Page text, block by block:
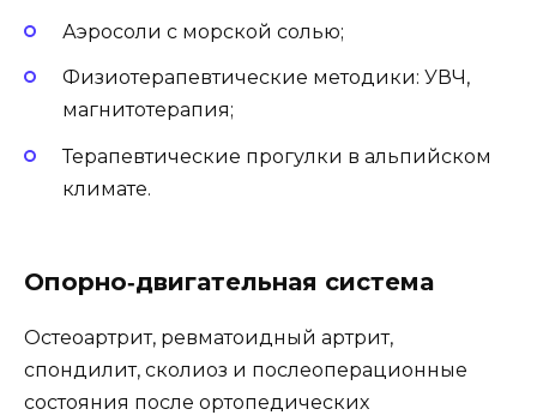
Аэросоли с морской солью;
Физиотерапевтические методики: УВЧ,
магнитотерапия;
Терапевтические прогулки в альпийском
климате.
Опорно‑двигательная система
Остеоартрит, ревматоидный артрит,
спондилит, сколиоз и послеоперационные
состояния после ортопедических